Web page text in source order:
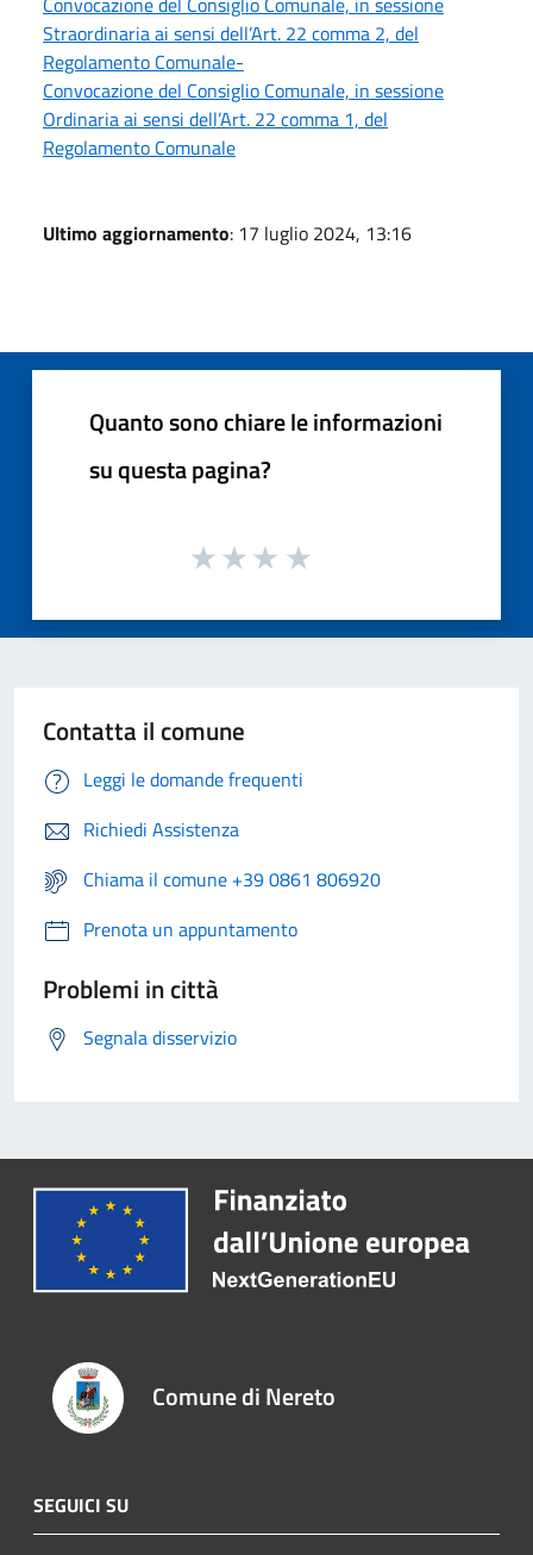
Straordinaria ai sensi dell’Art. 22 comma 2, del
Regolamento Comunale-
Convocazione del Consiglio Comunale, in sessione
Ordinaria ai sensi dell’Art. 22 comma 1, del
Regolamento Comunale
Ultimo aggiornamento: 17 luglio 2024, 13:16
Quanto sono chiare le informazioni
su questa pagina?
Contatta il comune
Leggi le domande frequenti
Richiedi Assistenza
Chiama il comune +39 0861 806920
Prenota un appuntamento
Problemi in città
Segnala disservizio
Comune di Nereto
SEGUICI SU